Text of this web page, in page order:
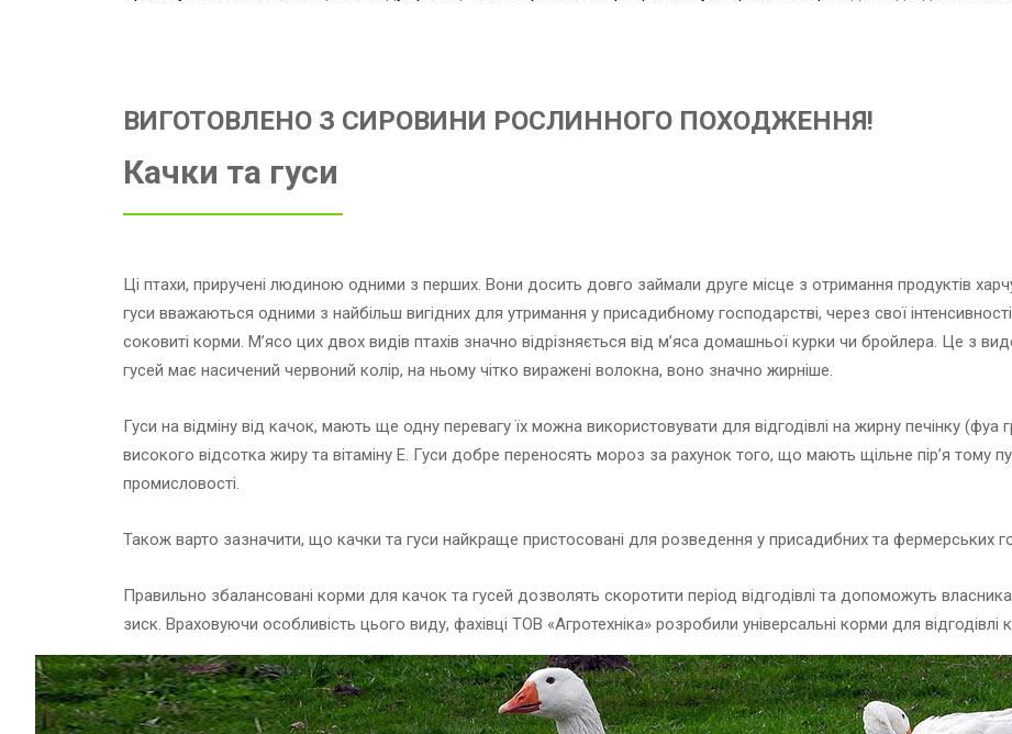
ВИГОТОВЛЕНО З СИРОВИНИ РОСЛИННОГО ПОХОДЖЕННЯ!
Качки та гуси
Ці птахи, приручені людиною одними з перших. Вони досить довго займали друге місце з отримання продуктів
гуси вважаються одними з найбільш вигідних для утримання у присадибному господарстві, через свої
соковиті корми. М’ясо цих двох видів птахів значно відрізняється від м’яса домашньої курки чи бройлера. Це з
гусей має насичений червоний колір, на ньому чітко виражені волокна, воно значно жирніше.
Гуси на відміну від качок, мають ще одну перевагу їх можна використовувати для відгодівлі на жирну печінку (фуа
високого відсотка жиру та вітаміну Е. Гуси добре переносять мороз за рахунок того, що мають щільне пір’я тому
промисловості.
Також варто зазначити, що качки та гуси найкраще пристосовані для розведення у присадибних та фермерських
Правильно збалансовані корми для качок та гусей дозволять скоротити період відгодівлі та допоможуть
зиск. Враховуючи особливість цього виду, фахівці ТОВ «Агротехніка» розробили універсальні корми для відгодівлі